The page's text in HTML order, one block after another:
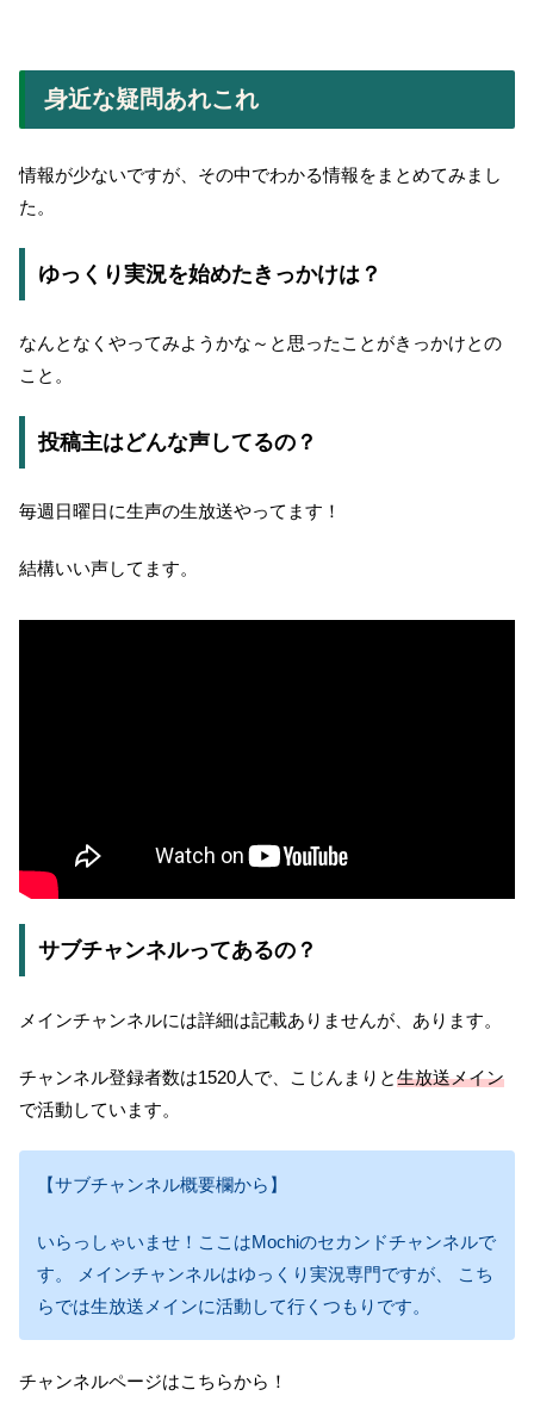
身近な疑問あれこれ
情報が少ないですが、その中でわかる情報をまとめてみまし
た。
ゆっくり実況を始めたきっかけは？
なんとなくやってみようかな～と思ったことがきっかけとの
こと。
投稿主はどんな声してるの？
毎週日曜日に生声の生放送やってます！
結構いい声してます。
サブチャンネルってあるの？
メインチャンネルには詳細は記載ありませんが、あります。
チャンネル登録者数は1520人で、こじんまりと生放送メイン
で活動しています。
【サブチャンネル概要欄から】
いらっしゃいませ！ここはMochiのセカンドチャンネルで
す。 メインチャンネルはゆっくり実況専門ですが、 こち
らでは生放送メインに活動して行くつもりです。
チャンネルページはこちらから！